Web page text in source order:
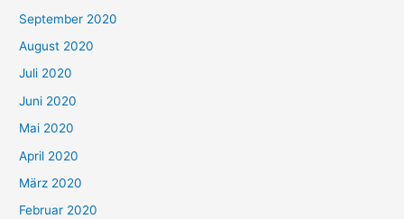
September 2020
August 2020
Juli 2020
Juni 2020
Mai 2020
April 2020
März 2020
Februar 2020